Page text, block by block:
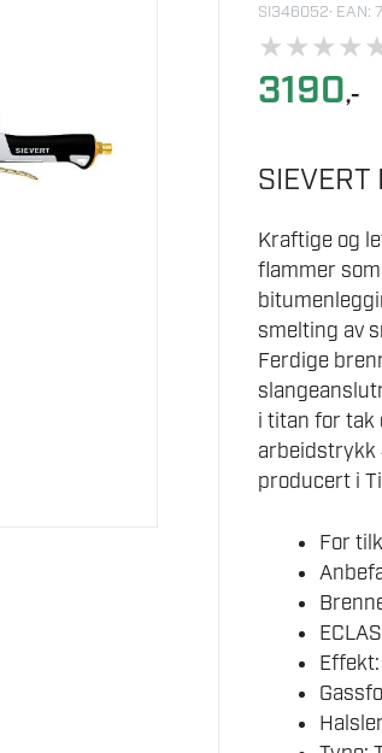
SI346052·
★★★★
3190,-
Kraftige og
flammer
smelting av
Ferdige
i titan for tak
arbeidstrykk
producert i
For